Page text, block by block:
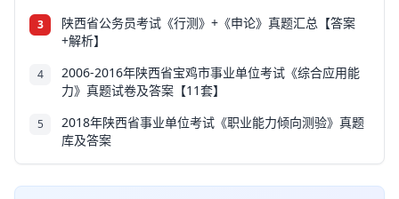
3
陕西省公务员考试《行测》+《申论》真题汇总【答案
+解析】
4
2006-2016年陕西省宝鸡市事业单位考试《综合应用能
力》真题试卷及答案【11套】
5
2018年陕西省事业单位考试《职业能力倾向测验》真题
库及答案